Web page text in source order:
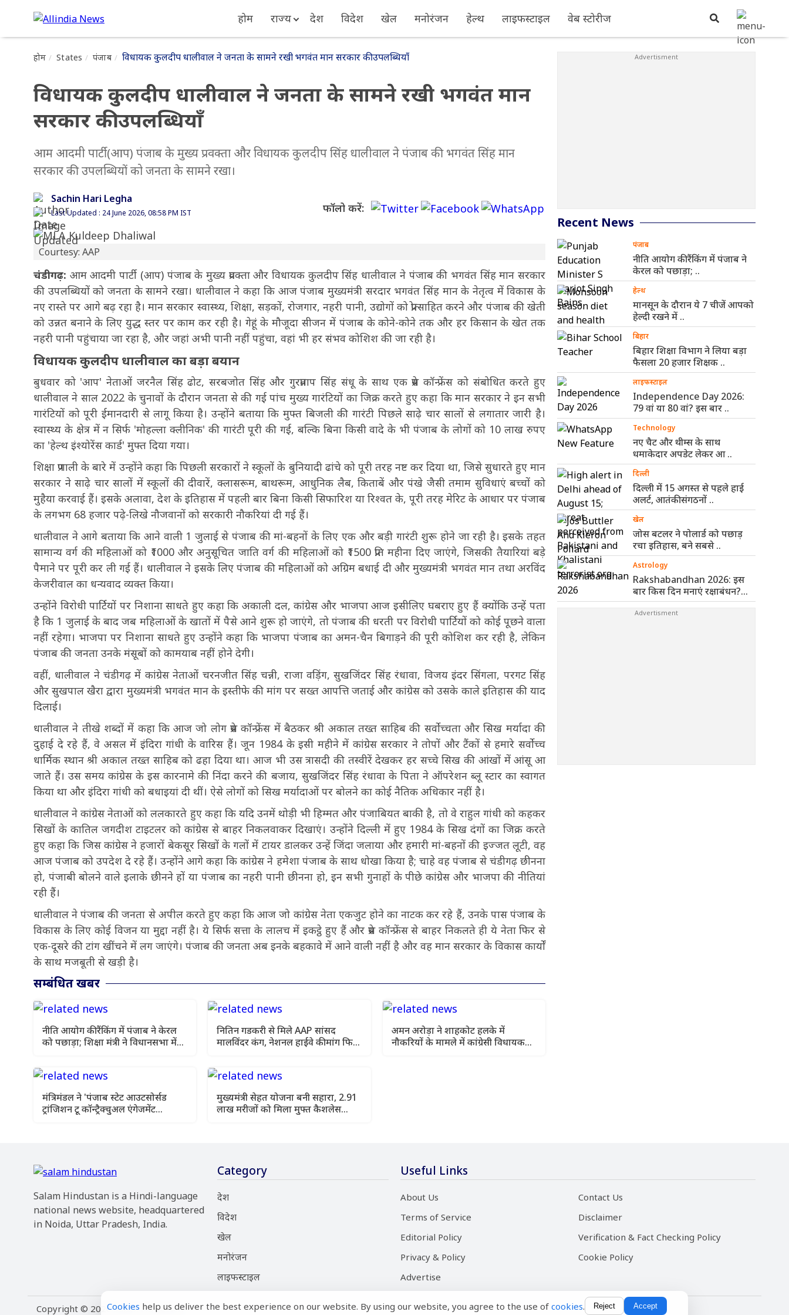
होम राज्य देश विदेश खेल मनोरंजन हेल्थ लाइफस्टाइल वेब स्टोरीज
होम States पंजाब विधायक कुलदीप धालीवाल ने जनता के सामने रखी भगवंत मान सरकार की उपलब्धियाँ
विधायक कुलदीप धालीवाल ने जनता के सामने रखी भगवंत मान
सरकार की उपलब्धियाँ
आम आदमी पार्टी (आप) पंजाब के मुख्य प्रवक्ता और विधायक कुलदीप सिंह धालीवाल ने पंजाब की भगवंत सिंह मान
सरकार की उपलब्धियों को जनता के सामने रखा।
Sachin Hari Legha
Last Updated : 24 June 2026, 08:58 PM IST फॉलो करें:
Courtesy: AAP
चंडीगढ़: आम आदमी पार्टी (आप) पंजाब के मुख्य प्रवक्ता और विधायक कुलदीप सिंह धालीवाल ने पंजाब की भगवंत सिंह मान सरकार
की उपलब्धियों को जनता के सामने रखा। धालीवाल ने कहा कि आज पंजाब मुख्यमंत्री सरदार भगवंत सिंह मान के नेतृत्व में विकास के
नए रास्ते पर आगे बढ़ रहा है। मान सरकार स्वास्थ्य, शिक्षा, सड़कों, रोजगार, नहरी पानी, उद्योगों को प्रोत्साहित करने और पंजाब की खेती
को उन्नत बनाने के लिए युद्ध स्तर पर काम कर रही है। गेहूं के मौजूदा सीजन में पंजाब के कोने-कोने तक और हर किसान के खेत तक
नहरी पानी पहुंचाया जा रहा है, और जहां अभी पानी नहीं पहुंचा, वहां भी हर संभव कोशिश की जा रही है।
विधायक कुलदीप धालीवाल का बड़ा बयान
बुधवार को 'आप' नेताओं जरनैल सिंह ढोट, सरबजोत सिंह और गुरप्रताप सिंह संधू के साथ एक प्रेस कॉन्फ्रेंस को संबोधित करते हुए
धालीवाल ने साल 2022 के चुनावों के दौरान जनता से की गई पांच मुख्य गारंटियों का जिक्र करते हुए कहा कि मान सरकार ने इन सभी
गारंटियों को पूरी ईमानदारी से लागू किया है। उन्होंने बताया कि मुफ्त बिजली की गारंटी पिछले साढ़े चार सालों से लगातार जारी है।
स्वास्थ्य के क्षेत्र में न सिर्फ 'मोहल्ला क्लीनिक' की गारंटी पूरी की गई, बल्कि बिना किसी वादे के भी पंजाब के लोगों को 10 लाख रुपए
का 'हेल्थ इंश्योरेंस कार्ड' मुफ्त दिया गया।
शिक्षा प्रणाली के बारे में उन्होंने कहा कि पिछली सरकारों ने स्कूलों के बुनियादी ढांचे को पूरी तरह नष्ट कर दिया था, जिसे सुधारते हुए मान
सरकार ने साढ़े चार सालों में स्कूलों की दीवारें, क्लासरूम, बाथरूम, आधुनिक लैब, किताबें और पंखे जैसी तमाम सुविधाएं बच्चों को
मुहैया करवाई हैं। इसके अलावा, देश के इतिहास में पहली बार बिना किसी सिफारिश या रिश्वत के, पूरी तरह मेरिट के आधार पर पंजाब
के लगभग 68 हजार पढ़े-लिखे नौजवानों को सरकारी नौकरियां दी गई हैं।
धालीवाल ने आगे बताया कि आने वाली 1 जुलाई से पंजाब की मां-बहनों के लिए एक और बड़ी गारंटी शुरू होने जा रही है। इसके तहत
सामान्य वर्ग की महिलाओं को ₹1000 और अनुसूचित जाति वर्ग की महिलाओं को ₹1500 प्रति महीना दिए जाएंगे, जिसकी तैयारियां बड़े
पैमाने पर पूरी कर ली गई हैं। धालीवाल ने इसके लिए पंजाब की महिलाओं को अग्रिम बधाई दी और मुख्यमंत्री भगवंत मान तथा अरविंद
केजरीवाल का धन्यवाद व्यक्त किया।
उन्होंने विरोधी पार्टियों पर निशाना साधते हुए कहा कि अकाली दल, कांग्रेस और भाजपा आज इसीलिए घबराए हुए हैं क्योंकि उन्हें पता
है कि 1 जुलाई के बाद जब महिलाओं के खातों में पैसे आने शुरू हो जाएंगे, तो पंजाब की धरती पर विरोधी पार्टियों को कोई पूछने वाला
नहीं रहेगा। भाजपा पर निशाना साधते हुए उन्होंने कहा कि भाजपा पंजाब का अमन-चैन बिगाड़ने की पूरी कोशिश कर रही है, लेकिन
पंजाब की जनता उनके मंसूबों को कामयाब नहीं होने देगी।
वहीं, धालीवाल ने चंडीगढ़ में कांग्रेस नेताओं चरनजीत सिंह चन्नी, राजा वड़िंग, सुखजिंदर सिंह रंधावा, विजय इंदर सिंगला, परगट सिंह
और सुखपाल खैरा द्वारा मुख्यमंत्री भगवंत मान के इस्तीफे की मांग पर सख्त आपत्ति जताई और कांग्रेस को उसके काले इतिहास की याद
दिलाई।
धालीवाल ने तीखे शब्दों में कहा कि आज जो लोग प्रेस कॉन्फ्रेंस में बैठकर श्री अकाल तख्त साहिब की सर्वोच्चता और सिख मर्यादा की
दुहाई दे रहे हैं, वे असल में इंदिरा गांधी के वारिस हैं। जून 1984 के इसी महीने में कांग्रेस सरकार ने तोपों और टैंकों से हमारे सर्वोच्च
धार्मिक स्थान श्री अकाल तख्त साहिब को ढहा दिया था। आज भी उस त्रासदी की तस्वीरें देखकर हर सच्चे सिख की आंखों में आंसू आ
जाते हैं। उस समय कांग्रेस के इस कारनामे की निंदा करने की बजाय, सुखजिंदर सिंह रंधावा के पिता ने ऑपरेशन ब्लू स्टार का स्वागत
किया था और इंदिरा गांधी को बधाइयां दी थीं। ऐसे लोगों को सिख मर्यादाओं पर बोलने का कोई नैतिक अधिकार नहीं है।
धालीवाल ने कांग्रेस नेताओं को ललकारते हुए कहा कि यदि उनमें थोड़ी भी हिम्मत और पंजाबियत बाकी है, तो वे राहुल गांधी को कहकर
सिखों के कातिल जगदीश टाइटलर को कांग्रेस से बाहर निकलवाकर दिखाएं। उन्होंने दिल्ली में हुए 1984 के सिख दंगों का जिक्र करते
हुए कहा कि जिस कांग्रेस ने हजारों बेकसूर सिखों के गलों में टायर डालकर उन्हें जिंदा जलाया और हमारी मां-बहनों की इज्जत लूटी, वह
आज पंजाब को उपदेश दे रहे हैं। उन्होंने आगे कहा कि कांग्रेस ने हमेशा पंजाब के साथ धोखा किया है; चाहे वह पंजाब से चंडीगढ़ छीनना
हो, पंजाबी बोलने वाले इलाके छीनने हों या पंजाब का नहरी पानी छीनना हो, इन सभी गुनाहों के पीछे कांग्रेस और भाजपा की नीतियां
रही हैं।
धालीवाल ने पंजाब की जनता से अपील करते हुए कहा कि आज जो कांग्रेस नेता एकजुट होने का नाटक कर रहे हैं, उनके पास पंजाब के
विकास के लिए कोई विजन या मुद्दा नहीं है। ये सिर्फ सत्ता के लालच में इकट्ठे हुए हैं और प्रेस कॉन्फ्रेंस से बाहर निकलते ही ये नेता फिर से
एक-दूसरे की टांग खींचने में लग जाएंगे। पंजाब की जनता अब इनके बहकावे में आने वाली नहीं है और वह मान सरकार के विकास कार्यों
के साथ मजबूती से खड़ी है।
सम्बंधित खबर
नीति आयोग की रैंकिंग में पंजाब ने केरल
को पछाड़ा; शिक्षा मंत्री ने विधानसभा में
नितिन गडकरी से मिले AAP सांसद
मालविंदर कंग, नेशनल हाईवे की मांग फिर
अमन अरोड़ा ने शाहकोट हलके में
नौकरियों के मामले में कांग्रेसी विधायक
मंत्रिमंडल ने 'पंजाब स्टेट आउटसोर्सड
ट्रांजिशन टू कॉन्ट्रैक्चुअल एंगेजमेंट
मुख्यमंत्री सेहत योजना बनी सहारा, 2.91
लाख मरीजों को मिला मुफ्त कैशलेस
Recent News
पंजाब
नीति आयोग की रैंकिंग में पंजाब ने
केरल को पछाड़ा; ..
हेल्थ
मानसून के दौरान ये 7 चीजें आपको
हेल्दी रखने में ..
बिहार
बिहार शिक्षा विभाग ने लिया बड़ा
फैसला 20 हजार शिक्षक ..
लाइफस्टाइल
Independence Day 2026:
79 वां या 80 वां? इस बार ..
Technology
नए चैट और थीम्स के साथ
धमाकेदार अपडेट लेकर आ ..
दिल्ली
दिल्ली में 15 अगस्त से पहले हाई
अलर्ट, आतंकी संगठनों ..
खेल
जोस बटलर ने पोलार्ड को पछाड़
रचा इतिहास, बने सबसे ..
Astrology
Rakshabandhan 2026: इस
बार किस दिन मनाएं रक्षाबंधन?
पंचांग से ..
Salam Hindustan is a Hindi-language
national news website, headquartered
in Noida, Uttar Pradesh, India.
Category
देश
विदेश
खेल
मनोरंजन
लाइफस्टाइल
Useful Links
About Us
Contact Us
Terms of Service
Disclaimer
Editorial Policy
Verification & Fact Checking Policy
Privacy & Policy
Cookie Policy
Advertise
Copyright © 2026 Salam Hindustan
Cookies help us deliver the best experience on our website. By using our website, you agree to the use of cookies. Reject Accept